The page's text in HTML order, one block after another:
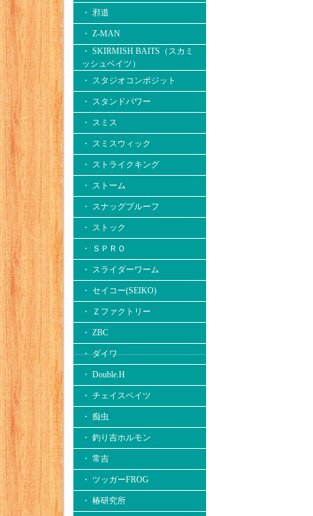
・ 邪道
・ Z-MAN
・ SKIRMISH BAITS（スカミ
ッシュベイツ）
・ スタジオコンポジット
・ スタンドパワー
・ スミス
・ スミスウィック
・ ストライクキング
・ ストーム
・ スナッグプルーフ
・ ストック
・ ＳＰＲＯ
・ スライダーワーム
・ セイコー(SEIKO)
・ Ｚファクトリー
・ ZBC
・ ダイワ
・ Double.H
・ チェイスベイツ
・ 痴虫
・ 釣り吉ホルモン
・ 常吉
・ ツッガーFROG
・ 椿研究所